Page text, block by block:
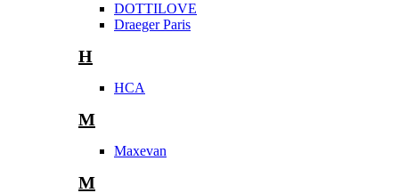
DOTTILOVE
Draeger Paris
H
HCA
M
Maxevan
M